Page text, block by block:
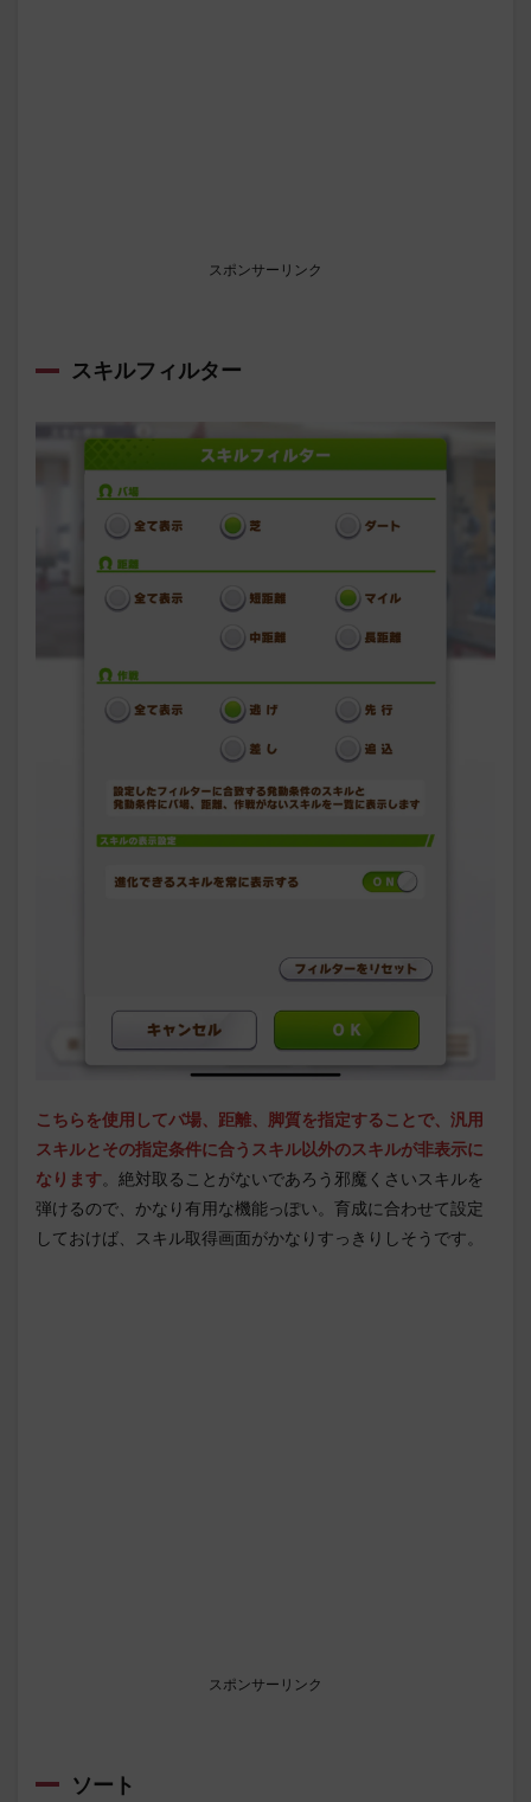
スポンサーリンク
スキルフィルター
こちらを使用してバ場、距離、脚質を指定することで、汎用
スキルとその指定条件に合うスキル以外のスキルが非表示に
なります。絶対取ることがないであろう邪魔くさいスキルを
弾けるので、かなり有用な機能っぽい。育成に合わせて設定
しておけば、スキル取得画面がかなりすっきりしそうです。
スポンサーリンク
ソート